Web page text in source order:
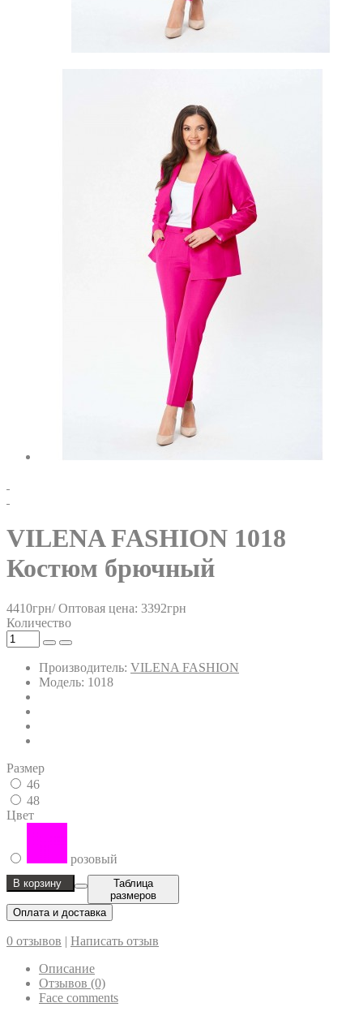
VILENA FASHION 1018
Костюм брючный
4410грн/ Оптовая цена: 3392грн
Количество
Производитель: VILENA FASHION
Модель: 1018
Размер
46
48
Цвет
розовый
В корзину
Таблица
размеров
Оплата и доставка
0 отзывов | Написать отзыв
Описание
Отзывов (0)
Face comments